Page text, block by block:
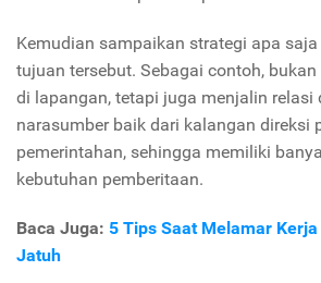
Kemudian sampaikan strategi apa
tujuan tersebut. Sebagai contoh,
di lapangan, tetapi juga menjalin relasi
narasumber baik dari kalangan direksi
pemerintahan, sehingga memiliki
kebutuhan pemberitaan.
Baca Juga: 5 Tips Saat Melamar
Jatuh